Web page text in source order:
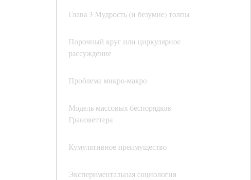
Глава 3 Мудрость (и безумие) толпы
Порочный круг или циркулярное
рассуждение
Проблема микро-макро
Модель массовых беспорядков
Грановеттера
Кумулятивное преимущество
Экспериментальная социология